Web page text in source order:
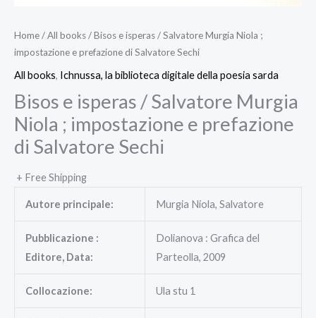
Home/All books/ Bisos e isperas / Salvatore Murgia Niola ;
impostazione e prefazione di Salvatore Sechi
All books, Ichnussa, la biblioteca digitale della poesia sarda
Bisos e isperas / Salvatore Murgia
Niola ; impostazione e prefazione
di Salvatore Sechi
+ Free Shipping
Autore principale: Murgia Niola, Salvatore
Pubblicazione :
Editore, Data:
Dolianova : Grafica del
Parteolla, 2009
Collocazione: Ula stu 1